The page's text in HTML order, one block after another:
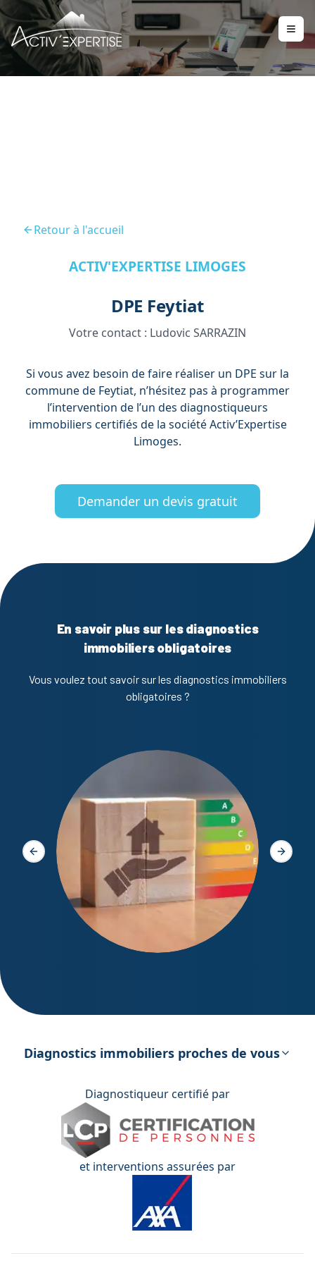
Retour à l'accueil
ACTIV'EXPERTISE LIMOGES
DPE Feytiat
Votre contact : Ludovic SARRAZIN
Si vous avez besoin de faire réaliser un DPE sur la
commune de Feytiat, n’hésitez pas à programmer
l’intervention de l’un des diagnostiqueurs
immobiliers certifiés de la société Activ’Expertise
Limoges.
Demander un devis gratuit
En savoir plus sur les diagnostics
immobiliers obligatoires
Vous voulez tout savoir sur les diagnostics immobiliers
obligatoires ?
énergétique
Slide précédente Slide
Diagnostics immobiliers proches de vous
Diagnostiqueur certifié par
et interventions assurées par